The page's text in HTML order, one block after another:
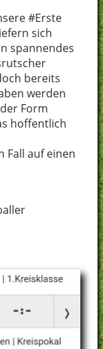
#Erste
sich
spannendes
bereits
werden
Form
hoffentlich
Fall auf einen